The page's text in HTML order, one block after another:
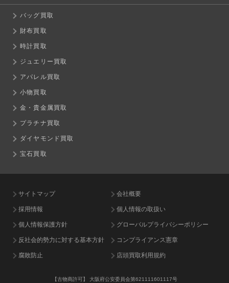
バッグ買取
財布買取
時計買取
ジュエリー買取
アパレル買取
小物買取
金・貴金属買取
プラチナ買取
ダイヤモンド買取
宝石買取
サイトマップ 会社概要
採用情報 個人情報の取扱い
個人情報保護方針 グローバルプライバシーポリシー
反社会的勢力に対する基本方針 コンプライアンス憲章
腐敗防止 店頭買取利用規約
【古物商許可】 大阪府公安委員会第621111601117号